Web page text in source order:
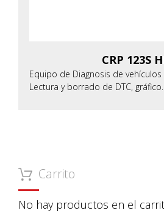
CRP 123S
Equipo de Diagnosis de
Lectura y borrado de DTC,
Carrito
No hay productos en el